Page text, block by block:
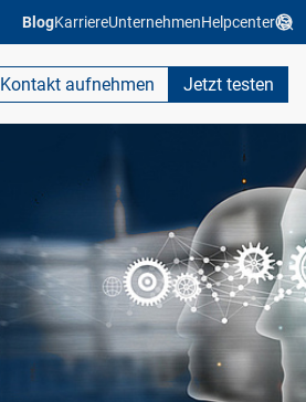
BlogKarriereUnternehmenHelpcenter
Kontakt aufnehmen Jetzt testen